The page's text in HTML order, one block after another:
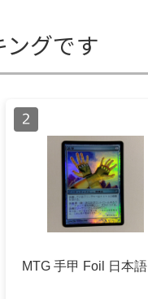
グです
MTG 手甲 Foil 日本語